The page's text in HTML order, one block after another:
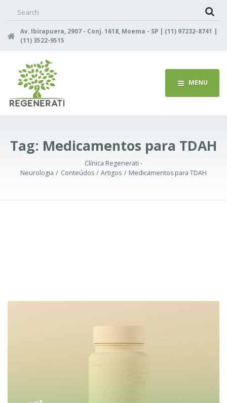
Av. Ibirapuera, 2907 - Conj. 1618, Moema - SP | (11) 97232-8741 |
(11) 3522-9515
MENU
Tag: Medicamentos para TDAH
Clínica Regenerati -
Neurologia
Conteúdos Artigos Medicamentos para TDAH